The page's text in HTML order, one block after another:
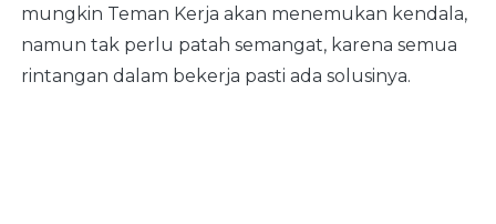
mungkin Teman Kerja akan menemukan kendala,
namun tak perlu patah semangat, karena semua
rintangan dalam bekerja pasti ada solusinya.